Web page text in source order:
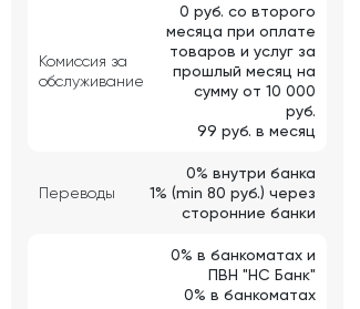
Комиссия за
обслуживание
0 руб. со второго
месяца при оплате
товаров и услуг за
прошлый месяц на
сумму от 10 000
руб.
99 руб. в месяц
Переводы
0% внутри банка
1% (min 80 руб.) через
сторонние банки
0% в банкоматах и
ПВН "НС Банк"
0% в банкоматах